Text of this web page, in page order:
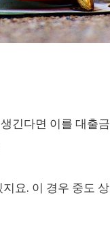
긴다면 이를 대출
요. 이 경우 중도